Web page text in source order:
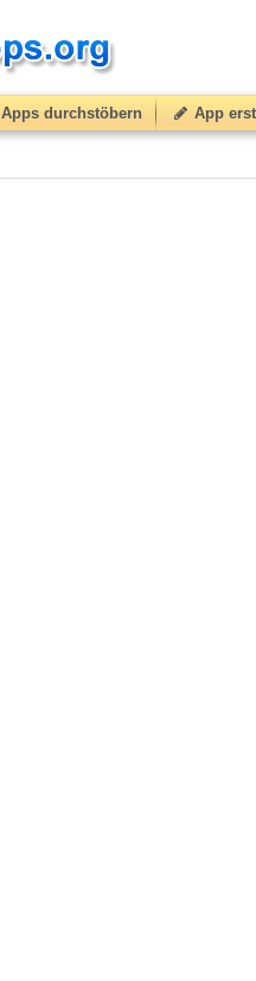
Apps durchstöbern App
40(from10to 50 ) based on1